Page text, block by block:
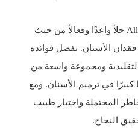
توفر تقنية زراعة الأسنان All-on-4 حلاً واعدًا وفعالاً من حيث
فقدان الأسنان. بفضل فوائده
ومجموعة واسعة من
كبيرًا في ترميم الأسنان. ومع
المحتملة واختيار طبيب
النجاح.